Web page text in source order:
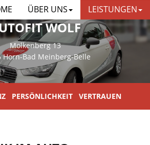
ÜBER UNS LEISTUNGEN
WOLF
Molkenberg 13
Horn-Bad Meinberg-Belle
PERSÖNLICHKEIT VERTRAUEN